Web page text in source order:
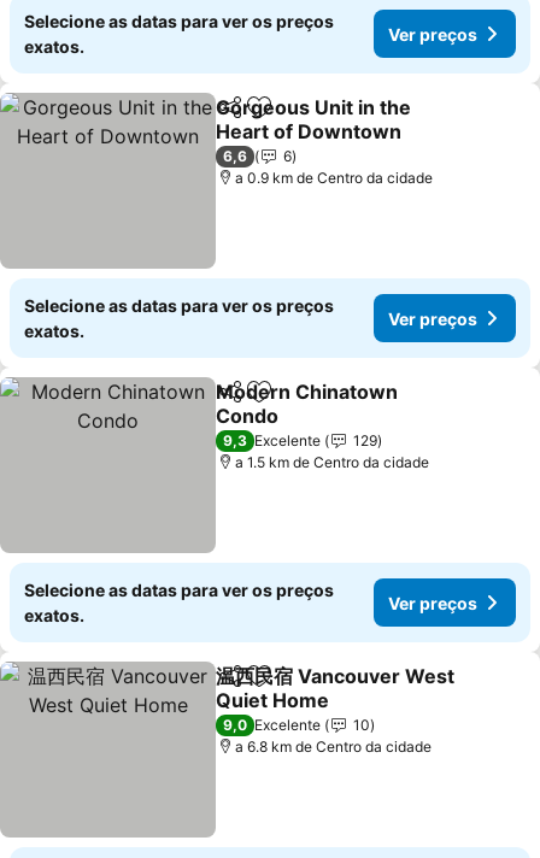
Selecione as datas para ver os preços
exatos.
Ver preços
PartilharAdicionar aos favoritos
Gorgeous Unit in the
Heart of Downtown
Ver preços
6,6
6
a 0.9 km de Centro da cidade
Selecione as datas para ver os preços
exatos.
Ver preços
PartilharAdicionar aos favoritos
Modern Chinatown
Condo
Ver preços
9,3 Excelente
129
a 1.5 km de Centro da cidade
Selecione as datas para ver os preços
exatos.
Ver preços
PartilharAdicionar aos favoritos
温西民宿 Vancouver West
Quiet Home
Ver preços
9,0 Excelente
10
a 6.8 km de Centro da cidade